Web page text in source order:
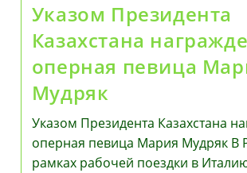
Указом Президента
Казахстана
оперная певица
Мудряк
Указом Президента Казахстана
оперная певица Мария Мудряк В
рамках рабочей поездки в